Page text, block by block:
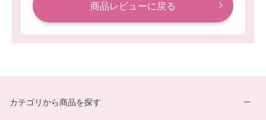
商品レビューに戻る
カテゴリから商品を探す